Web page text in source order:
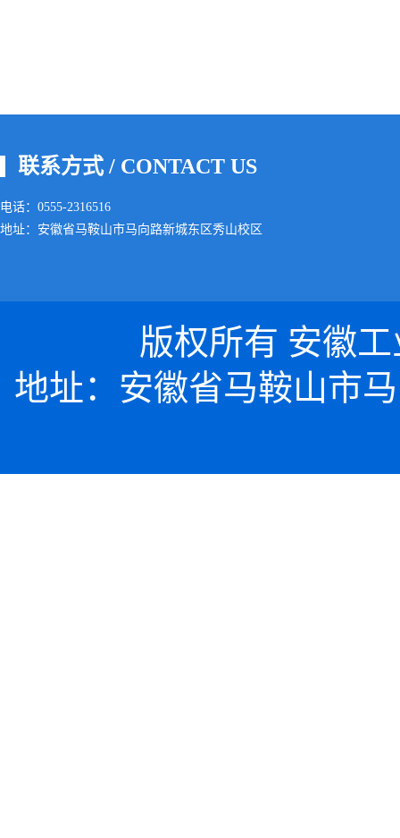
联系方式 / CONTACT US
电话：0555-2316516
地址：安徽省马鞍山市马向路新城东区秀山校区
版权所有 安徽
地址：安徽省马鞍山市